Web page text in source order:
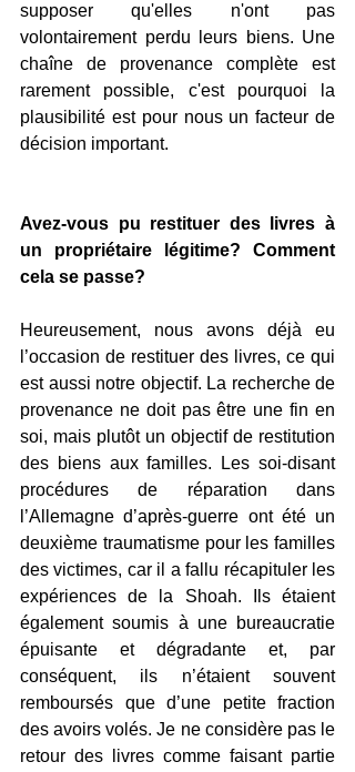
supposer qu'elles n'ont pas
volontairement perdu leurs biens. Une
chaîne de provenance complète est
rarement possible, c'est pourquoi la
plausibilité est pour nous un facteur de
décision important.
Avez-vous pu restituer des livres à
un propriétaire légitime? Comment
cela se passe?
Heureusement, nous avons déjà eu
l’occasion de restituer des livres, ce qui
est aussi notre objectif. La recherche de
provenance ne doit pas être une fin en
soi, mais plutôt un objectif de restitution
des biens aux familles. Les soi-disant
procédures de réparation dans
l’Allemagne d’après-guerre ont été un
deuxième traumatisme pour les familles
des victimes, car il a fallu récapituler les
expériences de la Shoah. Ils étaient
également soumis à une bureaucratie
épuisante et dégradante et, par
conséquent, ils n’étaient souvent
remboursés que d’une petite fraction
des avoirs volés. Je ne considère pas le
retour des livres comme faisant partie